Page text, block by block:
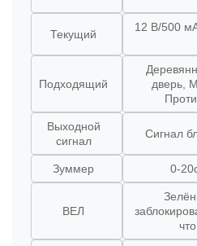
Текущий
12 В/500
Подходящий
дверь,
Выходной
сигнал
Сигнал
Зуммер 0-
ВЕЛ